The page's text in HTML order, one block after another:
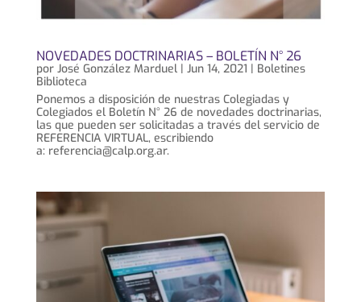
NOVEDADES DOCTRINARIAS – BOLETÍN N° 26
por José González Marduel| Jun 14, 2021 | Boletines
Biblioteca
Ponemos a disposición de nuestras Colegiadas y
Colegiados el Boletín N° 26 de novedades doctrinarias,
las que pueden ser solicitadas a través del servicio de
REFERENCIA VIRTUAL, escribiendo
a: referencia@calp.org.ar.